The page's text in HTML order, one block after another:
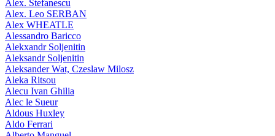
Alex. Stefanescu
Alex. Leo SERBAN
Alex WHEATLE
Alessandro Baricco
Alekxandr Soljenitin
Aleksandr Soljenitin
Aleksander Wat, Czeslaw Milosz
Aleka Ritsou
Alecu Ivan Ghilia
Alec le Sueur
Aldous Huxley
Aldo Ferrari